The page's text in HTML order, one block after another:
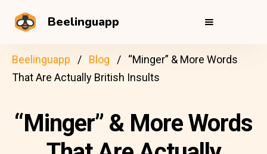
Beelinguapp
Beelinguapp Blog
“Minger” & More Words
That Are Actually British Insults
“Minger” & More Words